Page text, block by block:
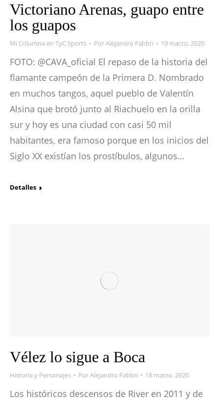
Victoriano Arenas, guapo entre
los guapos
Mi Columna en TyC Sports PorAlejandro Fabbri 19 marzo, 2020
FOTO: @CAVA_oficial El repaso de la historia del
flamante campeón de la Primera D. Nombrado
en muchos tangos, aquel pueblo de Valentín
Alsina que brotó junto al Riachuelo en la orilla
sur y hoy es una ciudad con casi 50 mil
habitantes, era famoso porque en los inicios del
Siglo XX existían los prostíbulos, algunos…
Detalles
Vélez lo sigue a Boca
Historia y Personajes PorAlejandro Fabbri 18 marzo, 2020
Los históricos descensos de River en 2011 y de